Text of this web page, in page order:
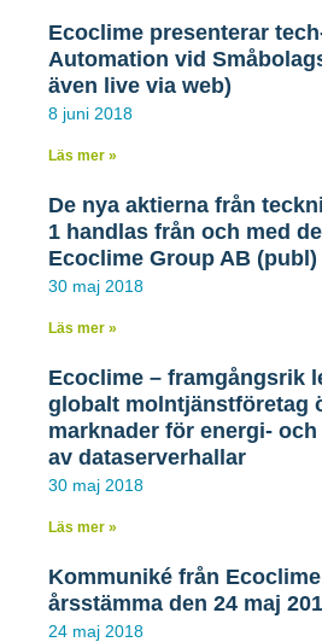
Ecoclime presenterar
Automation vid
även live via web)
8 juni 2018
Läs mer »
De nya aktierna från
1 handlas från och med
Ecoclime Group AB (publ)
30 maj 2018
Läs mer »
Ecoclime – framgångsrik
globalt molntjänstföretag
marknader för energi-
av dataserverhallar
30 maj 2018
Läs mer »
Kommuniké från
årsstämma den 24 maj
24 maj 2018
15 februari 2021
Ecoclime anställer
Som följd av pandemin har
inneklimatlösningar ökat
vård- och kontorsfastigheter.
satsning på affärssegmentet
vilket bolagets system för ett
Bolöv som ny affärschef för
kommer från Larmia Control,
varit ägare och VD.
LÄS MER »